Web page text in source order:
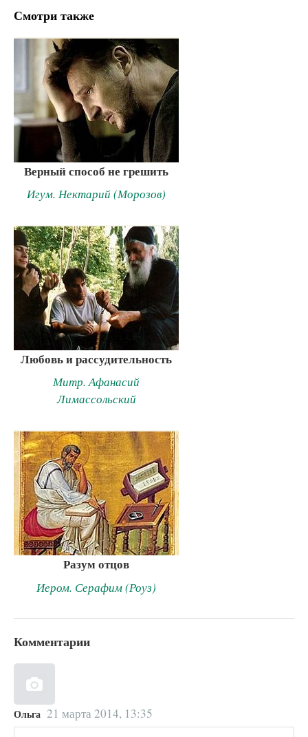
Смотри также
Верный способ не грешить
Игум. Нектарий (Морозов)
Любовь и рассудительность
Митр. Афанасий
Лимассольский
Разум отцов
Иером. Серафим (Роуз)
Комментарии
Ольга 21 марта 2014, 13:35